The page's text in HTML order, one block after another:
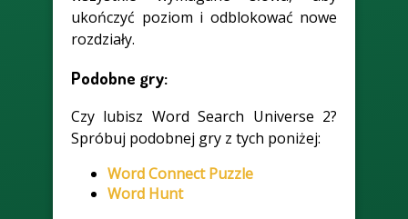
ukończyć poziom i odblokować nowe
rozdziały.
Podobne gry:
Czy lubisz Word Search Universe 2?
Spróbuj podobnej gry z tych poniżej:
Word Connect Puzzle
Word Hunt